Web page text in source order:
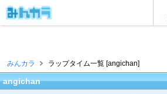
みんカラ ラップタイム一覧 [angichan]
angichan